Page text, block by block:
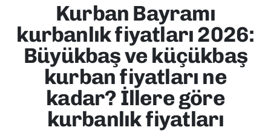
Kurban Bayramı
kurbanlık fiyatları 2026:
Büyükbaş ve küçükbaş
kurban fiyatları ne
kadar? İllere göre
kurbanlık fiyatları
EKONOMİ
KÜLTÜR SANAT
MAGAZİN
POLİTİKA
Tüm Manşetler
Son Dakika Haberleri
Haber Arşivi